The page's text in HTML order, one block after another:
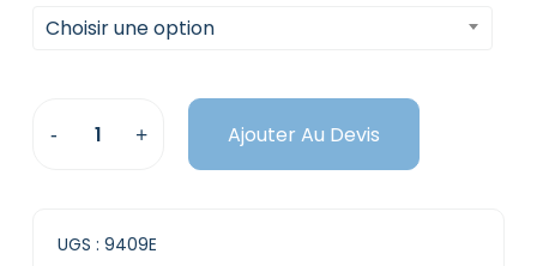
Choisir une option
Ajouter Au Devis
UGS : 9409E